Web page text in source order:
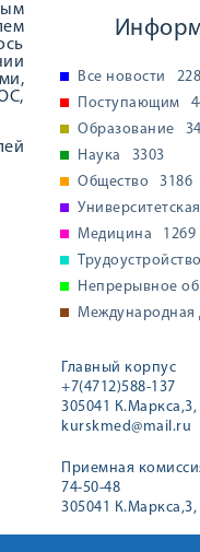
Все новости
Поступающим
Образование
Наука
3303
Общество
3186
Медицина
1269
Трудоустройство
Непрерывное
Международная
Главный корпус
+7(4712)588-137
305041 К.Маркса,3,
kurskmed@mail.ru
Приемная
74-50-48
305041 К.Маркса,3,